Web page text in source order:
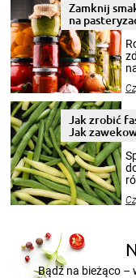
Zamknij
na
Jak zrobić
Jak
Bądź na bieżąco –